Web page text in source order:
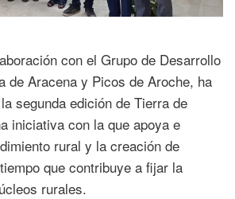
con el Grupo de Desarrollo
de Aracena y Picos de Aroche, ha
segunda edición de Tierra de
iniciativa con la que apoya e
rural y la creación de
que contribuye a fijar la
rurales.